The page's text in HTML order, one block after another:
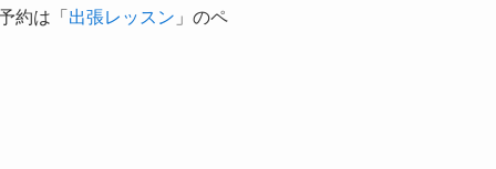
約は「 出張レッスン 」のペ